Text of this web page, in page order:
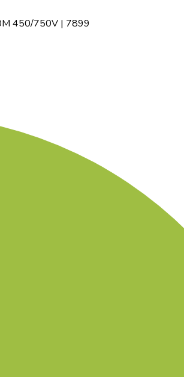
450/750V | 7899